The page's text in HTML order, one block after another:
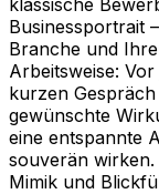
Businessportrait
Branche und
Arbeitsweise:
kurzen
gewünschte
eine entspannte
souverän
Mimik und